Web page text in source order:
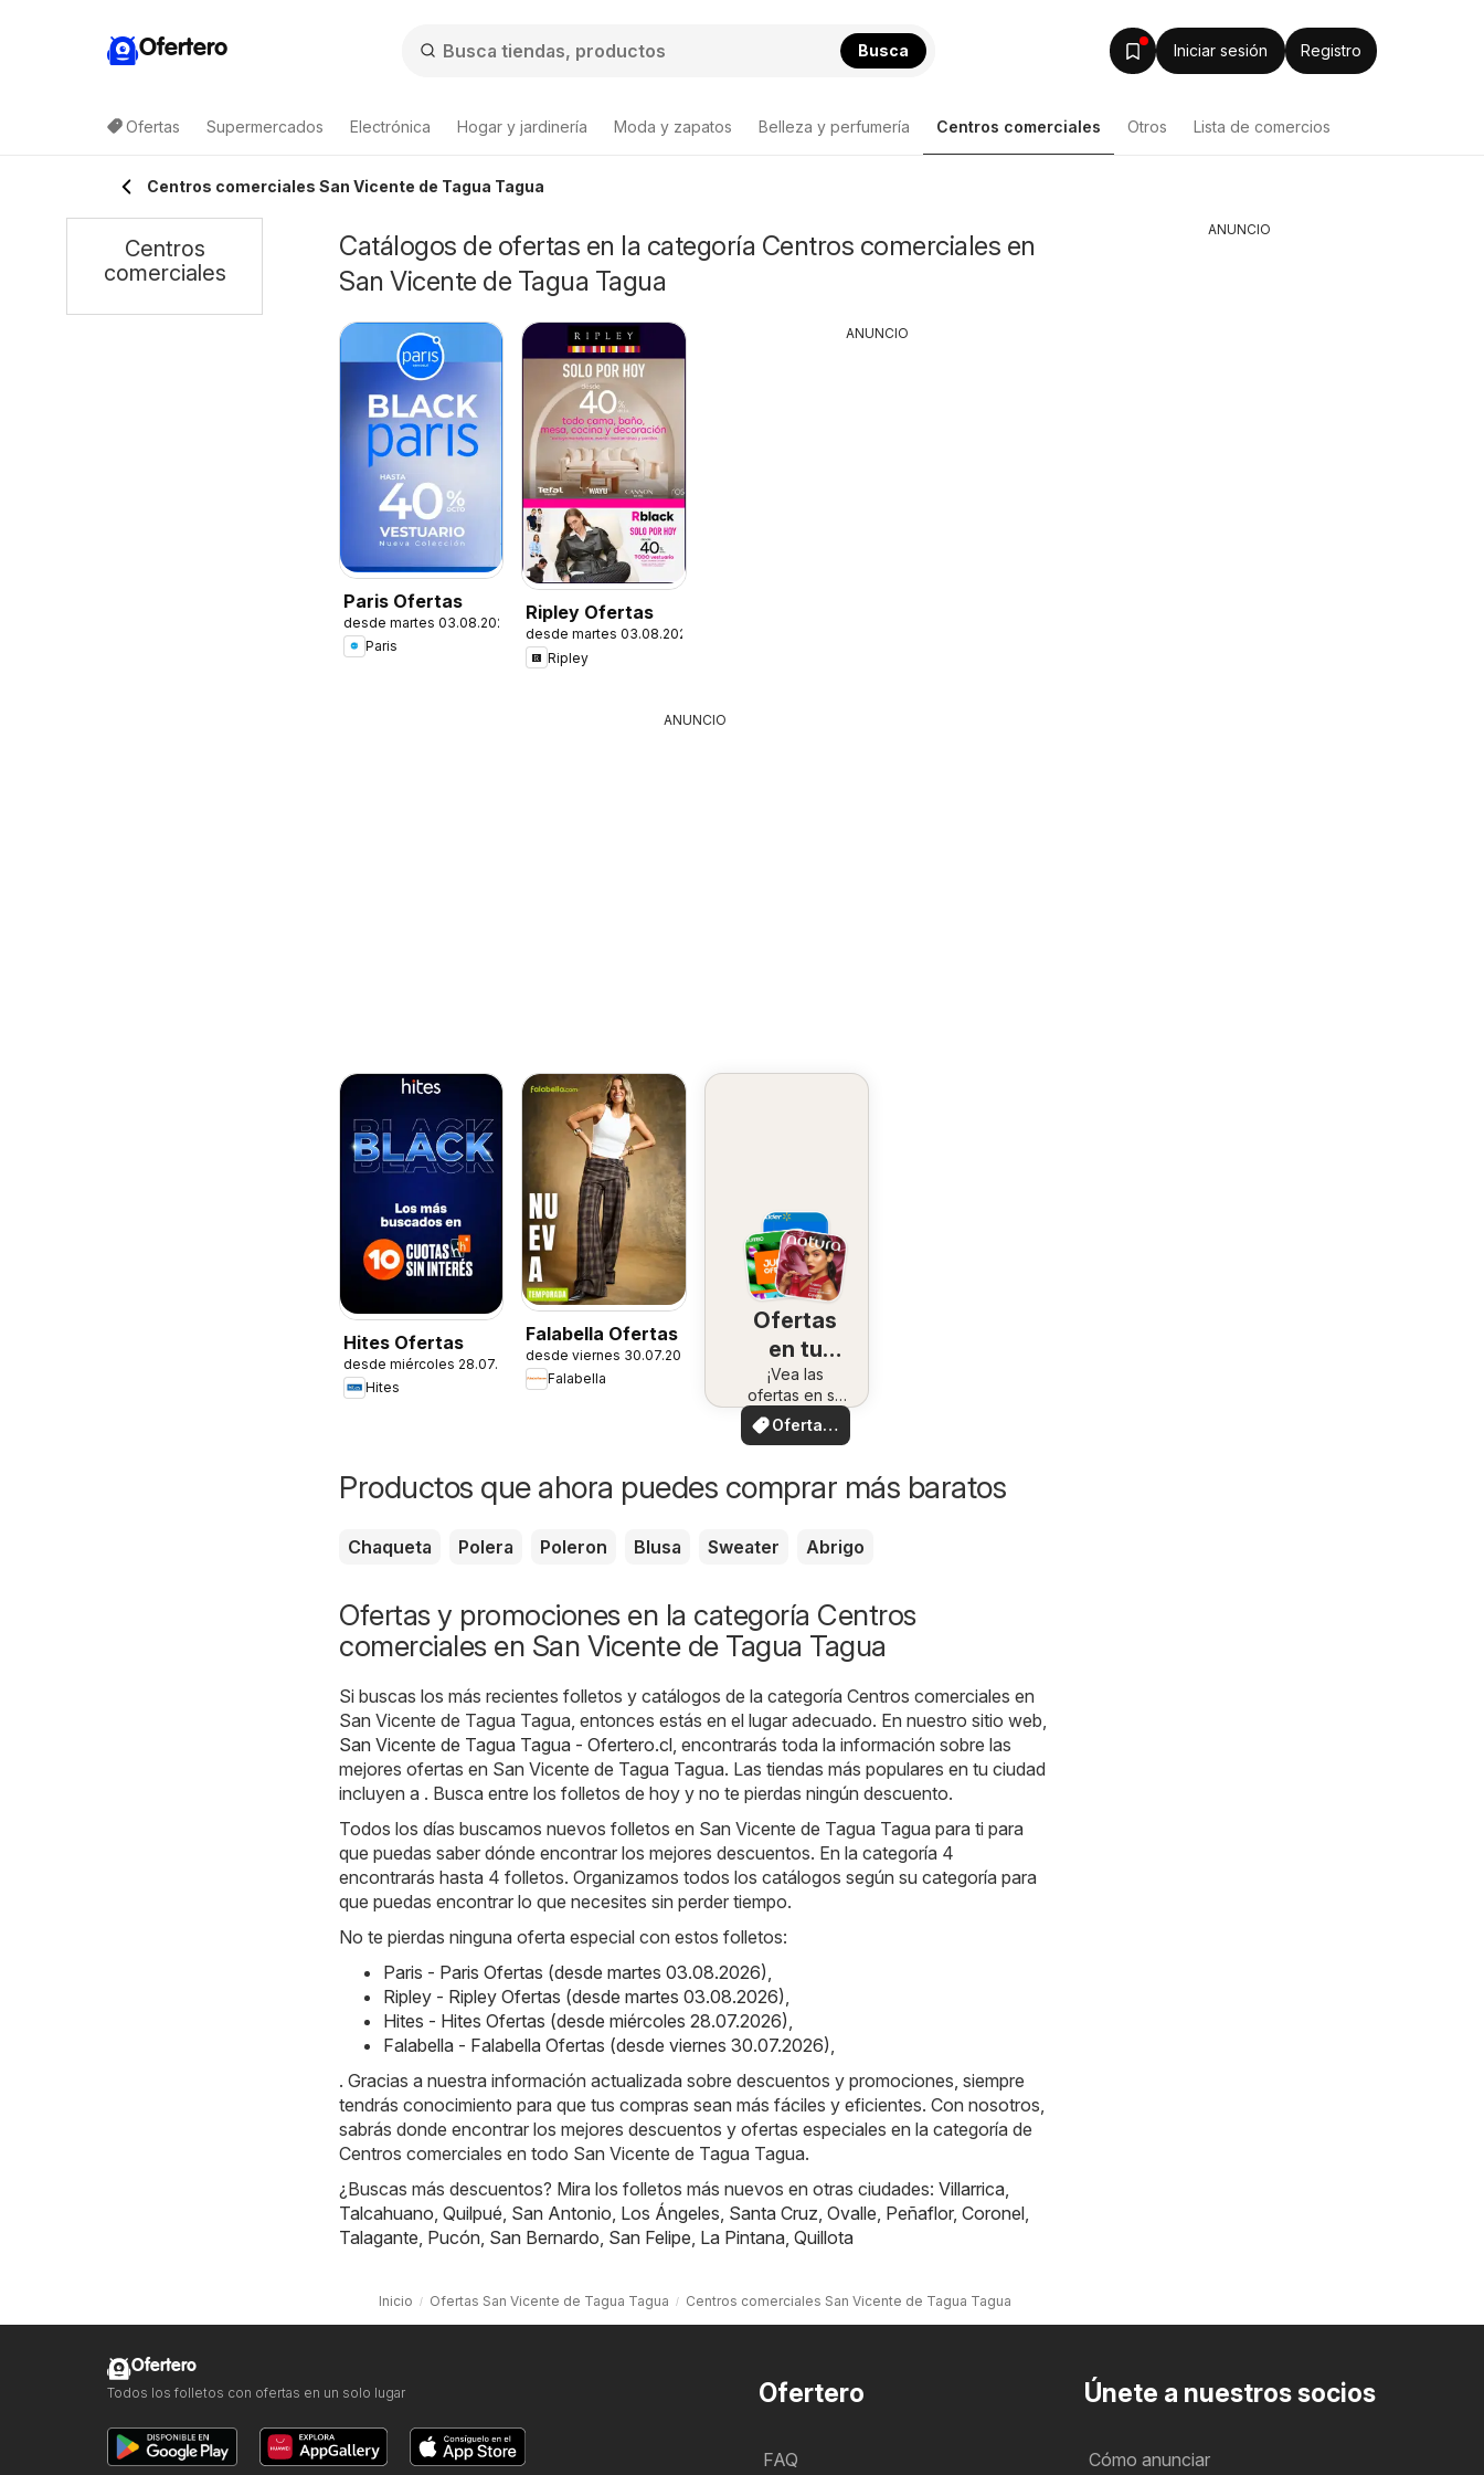
Ofertero Busca Iniciar sesión Registro
Ofertas Supermercados Electrónica Hogar y jardinería Moda y zapatos Belleza y perfumería Centros comerciales Otros Lista de comercios
Centros comerciales San Vicente de Tagua Tagua
Catálogos de ofertas en la categoría Centros comerciales en
San Vicente de Tagua Tagua
Paris Ofertas
desde martes 03.08.2026
Paris
Ripley Ofertas
desde martes 03.08.2026
Ripley
ANUNCIO
ANUNCIO
Hites Ofertas
desde miércoles 28.07.2026
Hites
Falabella Ofertas
desde viernes 30.07.2026
Falabella
Ofertas
en tu
zona
¡Vea las
ofertas en su
zona!
Ofertas
locales
Productos que ahora puedes comprar más baratos
Chaqueta Polera Poleron Blusa Sweater Abrigo
Ofertas y promociones en la categoría Centros
comerciales en San Vicente de Tagua Tagua
Si buscas los más recientes folletos y catálogos de la categoría Centros comerciales en
San Vicente de Tagua Tagua, entonces estás en el lugar adecuado. En nuestro sitio web,
San Vicente de Tagua Tagua - Ofertero.cl , encontrarás toda la información sobre las
mejores ofertas en San Vicente de Tagua Tagua. Las tiendas más populares en tu ciudad
incluyen a . Busca entre los folletos de hoy y no te pierdas ningún descuento.
Todos los días buscamos nuevos folletos en San Vicente de Tagua Tagua para ti para
que puedas saber dónde encontrar los mejores descuentos. En la categoría 4
encontrarás hasta 4 folletos. Organizamos todos los catálogos según su categoría para
que puedas encontrar lo que necesites sin perder tiempo.
No te pierdas ninguna oferta especial con estos folletos:
Paris - Paris Ofertas (desde martes 03.08.2026)
Ripley - Ripley Ofertas (desde martes 03.08.2026)
Hites - Hites Ofertas (desde miércoles 28.07.2026)
Falabella - Falabella Ofertas (desde viernes 30.07.2026)
. Gracias a nuestra información actualizada sobre descuentos y promociones, siempre
tendrás conocimiento para que tus compras sean más fáciles y eficientes. Con nosotros,
sabrás donde encontrar los mejores descuentos y ofertas especiales en la categoría de
Centros comerciales en todo San Vicente de Tagua Tagua.
¿Buscas más descuentos? Mira los folletos más nuevos en otras ciudades: Villarrica
Talcahuano Quilpué San Antonio Los Ángeles Santa Cruz Ovalle Peñaflor, Coronel
Talagante Pucón San Bernardo San Felipe La Pintana Quillota
Inicio Ofertas San Vicente de Tagua Tagua Centros comerciales San Vicente de Tagua Tagua
Centros
comerciales
ANUNCIO
Ofertero
FAQ
Únete a nuestros socios
Cómo anunciar
Ofertero
Todos los folletos con ofertas en un solo lugar